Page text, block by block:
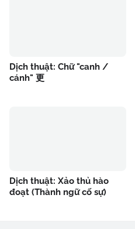
Dịch thuật: Chữ "canh /
cánh" 更
Dịch thuật: Xảo thủ hào
đoạt (Thành ngữ cố sự)